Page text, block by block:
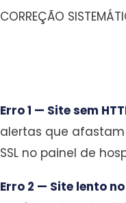
CORREÇÃO
Erro 1 — Site sem
alertas que afastam
SSL no painel de
Erro 2 — Site lento